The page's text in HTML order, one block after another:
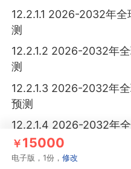
12.2.1.1 2026-2032年
测
12.2.1.2 2026-2032年
测
12.2.1.3 2026-2032年
预测
12.2.1.4 2026-2032年
12.2.2 2026-2032年中
各产品类型市场规模预测
￥15000
电子版，1份，修改